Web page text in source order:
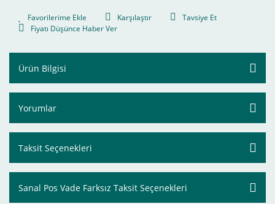
Karşılaştır
Tavsiye Et
Fiyatı Düşünce Haber Ver
Ürün Bilgisi
Yorumlar
Taksit Seçenekleri
Sanal Pos Vade Farksız Taksit Seçenekleri